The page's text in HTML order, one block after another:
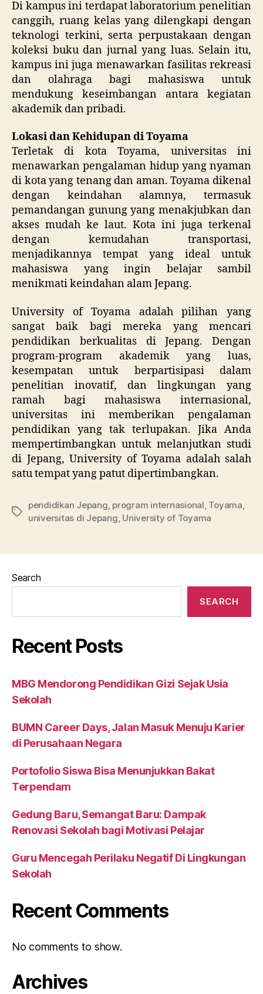
Di kampus ini terdapat laboratorium penelitian
canggih, ruang kelas yang dilengkapi dengan
teknologi terkini, serta perpustakaan dengan
koleksi buku dan jurnal yang luas. Selain itu,
kampus ini juga menawarkan fasilitas rekreasi
dan olahraga bagi mahasiswa untuk
mendukung keseimbangan antara kegiatan
akademik dan pribadi.
Lokasi dan Kehidupan di Toyama
Terletak di kota Toyama, universitas ini
menawarkan pengalaman hidup yang nyaman
di kota yang tenang dan aman. Toyama dikenal
dengan keindahan alamnya, termasuk
pemandangan gunung yang menakjubkan dan
akses mudah ke laut. Kota ini juga terkenal
dengan kemudahan transportasi,
menjadikannya tempat yang ideal untuk
mahasiswa yang ingin belajar sambil
menikmati keindahan alam Jepang.
University of Toyama adalah pilihan yang
sangat baik bagi mereka yang mencari
pendidikan berkualitas di Jepang. Dengan
program-program akademik yang luas,
kesempatan untuk berpartisipasi dalam
penelitian inovatif, dan lingkungan yang
ramah bagi mahasiswa internasional,
universitas ini memberikan pengalaman
pendidikan yang tak terlupakan. Jika Anda
mempertimbangkan untuk melanjutkan studi
di Jepang, University of Toyama adalah salah
satu tempat yang patut dipertimbangkan.
Tags
pendidikan Jepang, program internasional, Toyama,
universitas di Jepang, University of Toyama
Search
SEARCH
Recent Posts
MBG Mendorong Pendidikan Gizi Sejak Usia
Sekolah
BUMN Career Days, Jalan Masuk Menuju Karier
di Perusahaan Negara
Portofolio Siswa Bisa Menunjukkan Bakat
Terpendam
Gedung Baru, Semangat Baru: Dampak
Renovasi Sekolah bagi Motivasi Pelajar
Guru Mencegah Perilaku Negatif Di Lingkungan
Sekolah
Recent Comments
No comments to show.
Archives